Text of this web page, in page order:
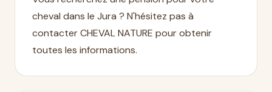
cheval dans le Jura ? N'hésitez pas à
contacter CHEVAL NATURE pour obtenir
toutes les informations.